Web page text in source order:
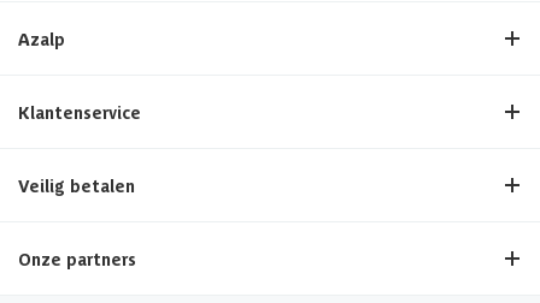
Azalp
Klantenservice
Veilig betalen
Onze partners